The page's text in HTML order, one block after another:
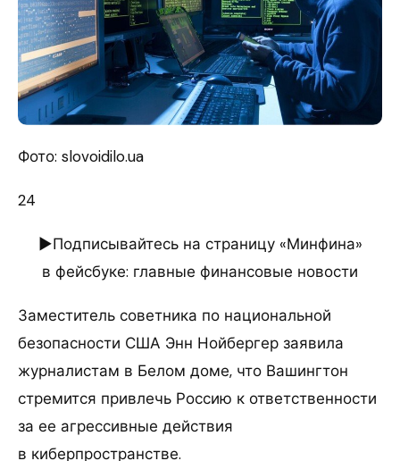
Фото: slovoidilo.ua
24
►Подписывайтесь на страницу «Минфина»
в фейсбуке: главные финансовые новости
Заместитель советника по национальной
безопасности США Энн Нойбергер заявила
журналистам в Белом доме, что Вашингтон
стремится привлечь Россию к ответственности
за ее агрессивные действия
в киберпространстве.